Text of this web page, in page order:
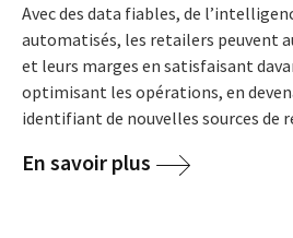
Avec des data fiables, de
automatisés, les retailers peuvent
et leurs marges en satisfaisant
optimisant les opérations, en
identifiant de nouvelles sources de
En savoir plus